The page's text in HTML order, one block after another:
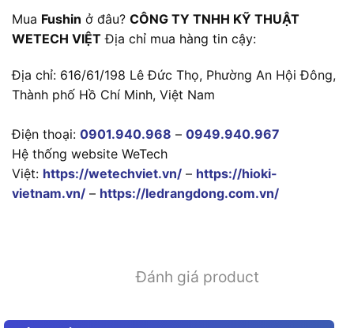
Mua Fushin ở đâu? CÔNG TY TNHH KỸ THUẬT
WETECH VIỆT Địa chỉ mua hàng tin cậy:
Địa chỉ: 616/61/198 Lê Đức Thọ, Phường An Hội Đông,
Thành phố Hồ Chí Minh, Việt Nam
Điện thoại: 0901.940.968 – 0949.940.967
Hệ thống website WeTech
Việt: https://wetechviet.vn/ – https://hioki-
vietnam.vn/ – https://ledrangdong.com.vn/
Đánh giá product